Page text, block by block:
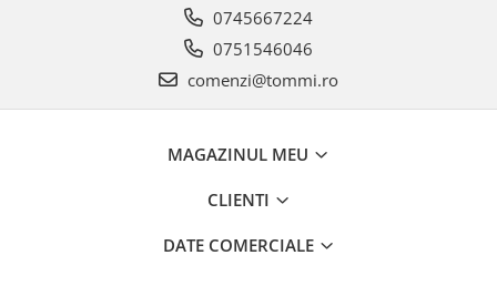
0745667224
0751546046
comenzi@tommi.ro
MAGAZINUL MEU
CLIENTI
DATE COMERCIALE